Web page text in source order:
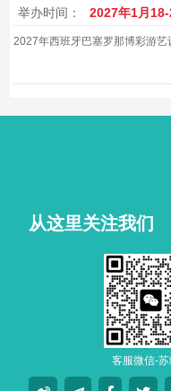
举办时间：
2027年1月18-
2027年西班牙巴塞罗那博彩游
从这里关注我们
客服微信-苏